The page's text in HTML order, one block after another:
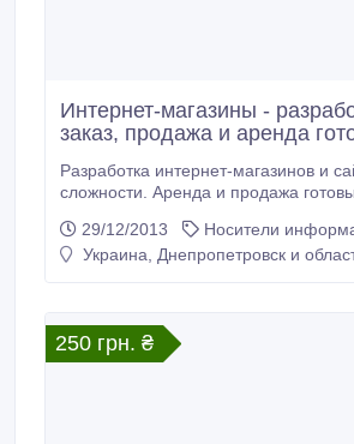
Интернет-магазины -
заказ, продажа и аренда
Разработка интернет-магазинов и
сложности. Аренда и продажа
сконфигурированные и
Предустановленный или
магазины на заказ "под ключ".
29/12/2013
Носители
Украина, Днепропетровск и
250 грн. ₴